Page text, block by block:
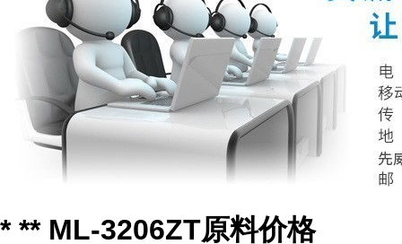
* ** ML-3206ZT原料价格